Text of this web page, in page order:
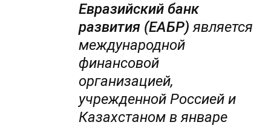
Евразийский банк
развития (ЕАБР) является
международной
финансовой
организацией,
учрежденной Россией и
Казахстаном в январе